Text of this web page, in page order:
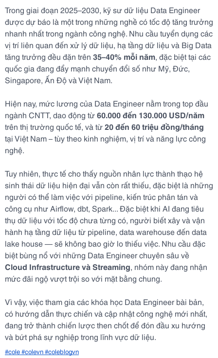
Trong giai đoạn 2025–2030, kỹ sư dữ liệu Data Engineer
được dự báo là một trong những nghề có tốc độ tăng trưởng
nhanh nhất trong ngành công nghệ. Nhu cầu tuyển dụng các
vị trí liên quan đến xử lý dữ liệu, hạ tầng dữ liệu và Big Data
tăng trưởng đều đặn trên 35–40% mỗi năm, đặc biệt tại các
quốc gia đang đẩy mạnh chuyển đổi số như Mỹ, Đức,
Singapore, Ấn Độ và Việt Nam.
Hiện nay, mức lương của Data Engineer nằm trong top đầu
ngành CNTT, dao động từ60.000 đến 130.000 USD/năm
trên thị trường quốc tế, và từ20 đến 60 triệu đồng/tháng
tại Việt Nam – tùy theo kinh nghiệm, vị trí và năng lực công
nghệ.
Tuy nhiên, thực tế cho thấy nguồn nhân lực thành thạo hệ
sinh thái dữ liệu hiện đại vẫn còn rất thiếu, đặc biệt là những
người có thể làm việc với pipeline, kiến trúc phân tán và
công cụ như Airflow, dbt, Spark... Đặc biệt khi AI đang tiêu
thụ dữ liệu với tốc độ chưa từng có, người biết xây và vận
hành hạ tầng dữ liệu từ pipeline, data warehouse đến data
lake house — sẽ không bao giờ lo thiếu việc. Nhu cầu đặc
biệt bùng nổ với những Data Engineer chuyên sâu về
Cloud Infrastructure và Streaming, nhóm này đang nhận
mức đãi ngộ vượt trội so với mặt bằng chung.
Vì vậy, việc tham gia các khóa học Data Engineer bài bản,
có hướng dẫn thực chiến và cập nhật công nghệ mới nhất,
đang trở thành chiến lược then chốt để đón đầu xu hướng
và bứt phá sự nghiệp trong lĩnh vực dữ liệu.
#cole #colevn #coleblogvn